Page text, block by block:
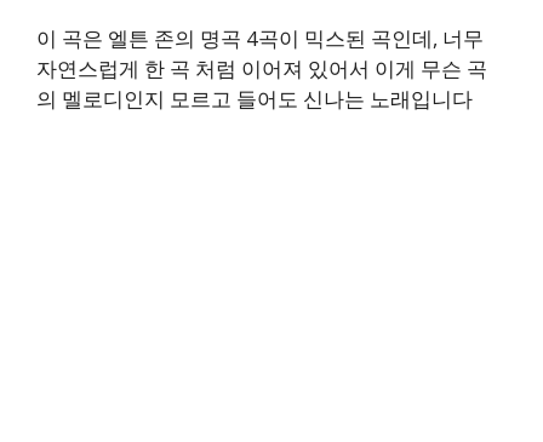
이 곡은 엘튼 존의 명곡 4곡이 믹스된 곡인데, 너무
자연스럽게 한 곡 처럼 이어져 있어서 이게 무슨 곡
의 멜로디인지 모르고 들어도 신나는 노래입니다